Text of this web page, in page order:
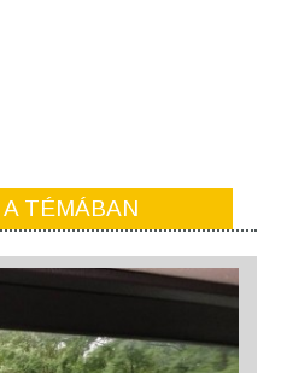
TÉMÁBAN